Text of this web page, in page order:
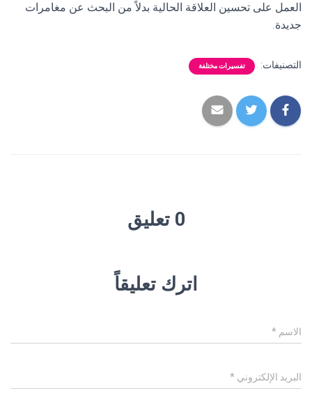
العمل على تحسين العلاقة الحالية بدلاً من البحث عن مغامرات
جديدة.
التصنيفات: تفسيرات مختلفة
0 تعليق
اترك تعليقاً
الاسم *
البريد الإلكتروني *